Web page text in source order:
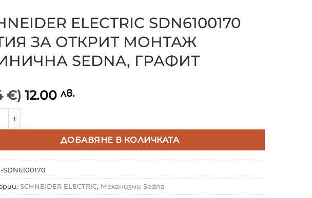
ELECTRIC SDN6100170
ЗА ОТКРИТ МОНТАЖ
SEDNA, ГРАФИТ
€) 12.00 лв.
за SCHNEIDER ELECTRIC SDN6100170 КУТИЯ ЗА ОТКРИТ МОНТАЖ
ДОБАВЯНЕ В КОЛИЧКАТА
SDN6100170
SCHNEIDER ELECTRIC, Механизми Sedna